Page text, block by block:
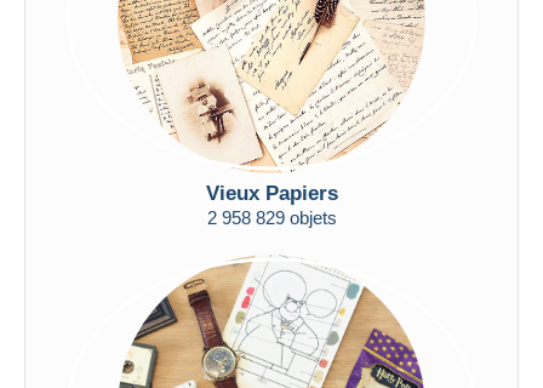
Vieux Papiers
2 958 829 objets